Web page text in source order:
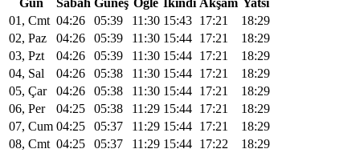
01, Cmt 04:26 05:39 11:30 15:43 17:21
18:29
02, Paz
04:26 05:39 11:30 15:44 17:21
18:29
03, Pzt
04:26 05:39 11:30 15:44 17:21
18:29
04, Sal
04:26 05:38 11:30 15:44 17:21
18:29
05, Çar
04:26 05:38 11:30 15:44 17:21
18:29
06, Per
04:25 05:38 11:29 15:44 17:21
18:29
07, Cum 04:25 05:37 11:29 15:44 17:21
18:29
08, Cmt 04:25 05:37 11:29 15:44 17:22
18:29